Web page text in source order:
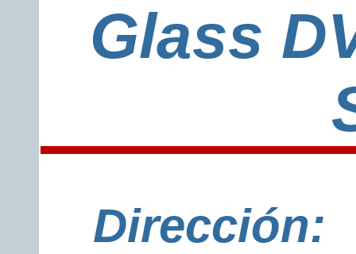
Glass
Dirección: